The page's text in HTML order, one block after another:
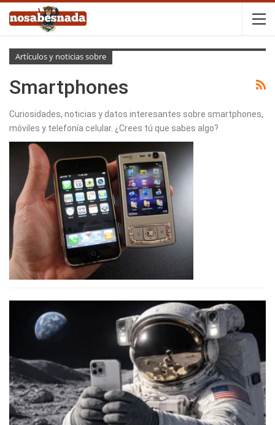
Artículos y noticias sobre
Smartphones
Curiosidades, noticias y datos interesantes sobre smartphones,
móviles y telefonía celular. ¿Crees tú que sabes algo?